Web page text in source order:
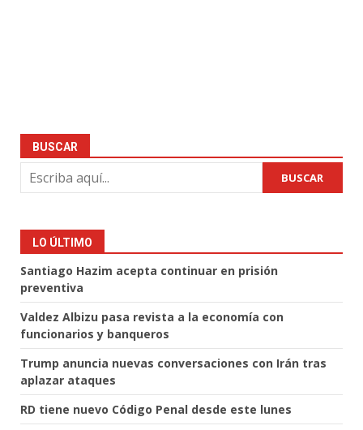
BUSCAR
BUSCAR
LO ÚLTIMO
Santiago Hazim acepta continuar en prisión
preventiva
Valdez Albizu pasa revista a la economía con
funcionarios y banqueros
Trump anuncia nuevas conversaciones con Irán tras
aplazar ataques
RD tiene nuevo Código Penal desde este lunes